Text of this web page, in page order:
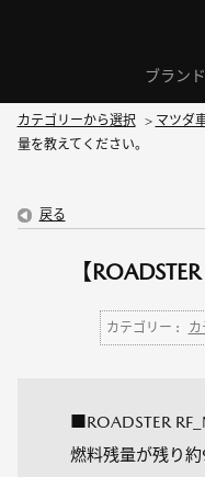
ブランド
カテゴリーから選択 > マツダ
量を教えてください。
戻る
【
カテゴリー : カ
■ROADSTER
燃料残量が残り約